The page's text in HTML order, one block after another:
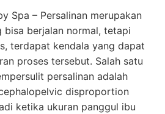
Spa – Persalinan merupakan
berjalan normal, tetapi
terdapat kendala yang dapat
proses tersebut. Salah satu
persalinan adalah
disproportion
ketika ukuran panggul ibu